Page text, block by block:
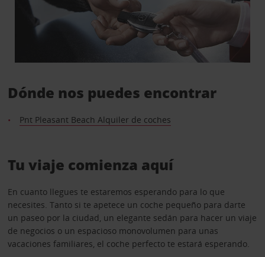
Dónde nos puedes encontrar
Pnt Pleasant Beach Alquiler de coches
Tu viaje comienza aquí
En cuanto llegues te estaremos esperando para lo que
necesites. Tanto si te apetece un coche pequeño para darte
un paseo por la ciudad, un elegante sedán para hacer un viaje
de negocios o un espacioso monovolumen para unas
vacaciones familiares, el coche perfecto te estará esperando.